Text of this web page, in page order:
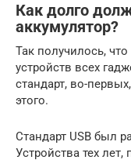
Как долго
аккумулятор?
Так получилось,
устройств всех
стандарт, во-
этого.
Стандарт USB был
Устройства тех